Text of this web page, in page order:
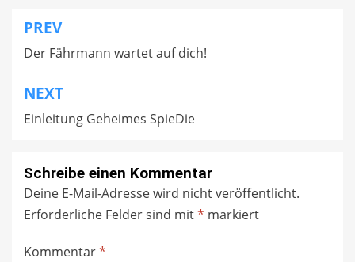
Beitragsnavigation
PREV
Der Fährmann wartet auf dich!
NEXT
Einleitung Geheimes SpieDie
Schreibe einen Kommentar
Deine E-Mail-Adresse wird nicht veröffentlicht.
Erforderliche Felder sind mit* markiert
Kommentar*